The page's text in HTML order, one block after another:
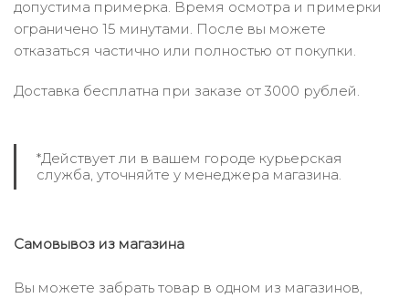
допустима примерка. Время осмотра и примерки
ограничено 15 минутами. После вы можете
отказаться частично или полностью от покупки.
Доставка бесплатна при заказе от 3000 рублей.
*Действует ли в вашем городе курьерская
служба, уточняйте у менеджера магазина.
Самовывоз из магазина
Вы можете забрать товар в одном из магазинов,